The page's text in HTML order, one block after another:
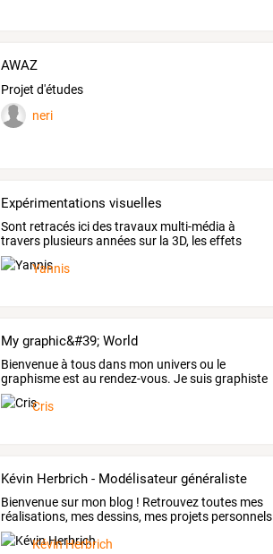
AWAZ
Projet d'études
neri
Expérimentations visuelles
Sont retracés icidestravaux multi-média à
travers plusieursannéessur la 3D, leseffets
spéciaux,
Yannis
My graphic&#39; World
Bienvenueà tousdans mon universou le
graphismeest au rendez-vous. Jesuisgraphiste
débutant
Cris
Kévin Herbrich - Modélisateur généraliste
Bienvenuesur mon blog ! Retrouveztoutes mes
réalisations, mesdessins, mes projets personnels
et…
Kévin Herbrich